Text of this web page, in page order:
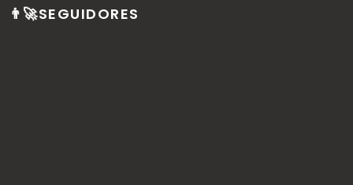
👨‍🚀SEGUIDORES